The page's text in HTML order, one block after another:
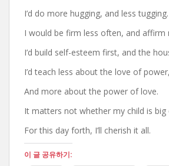
I’d do more hugging, and less tugging.
I would be firm less often, and affirm
I’d build self-esteem first, and the
I’d teach less about the love of power,
And more about the power of love.
It matters not whether my child is big
For this day forth, I’ll cherish it all.
이 글 공유하기: